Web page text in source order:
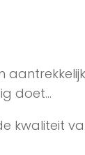
doet…
kwaliteit